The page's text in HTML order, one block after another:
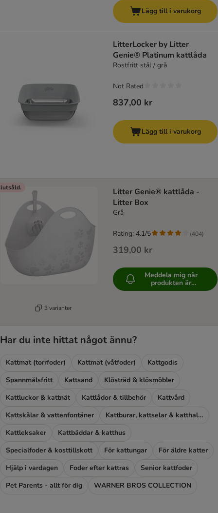
Lägg till i varukorg
LitterLocker by Litter
Genie® Platinum kattlåda
Rostfritt stål / grå
837,00 kr
Not Rated
Lägg till i varukorg
3 varianter
Litter Genie® kattlåda -
Litter Box
Grå
319,00 kr
Rating: 4.1/5 (404)
Meddela mig när
produkten är
tillgänglig
Har du inte hittat något ännu?
Kattmat (torrfoder) Kattmat (våtfoder)
Kattgodis
Spannmålsfritt
Kattsand
Klösträd & klösmöbler
Kattluckor & kattnät
Kattlådor & tillbehör
Kattvård
Kattskålar & vattenfontäner
Kattburar, kattselar & katthalsband
Kattleksaker
Kattbäddar & katthus
Specialfoder & kosttillskott
För kattungar
För äldre katter
Hjälp i vardagen
Foder efter kattras
Senior kattfoder
Pet Parents - allt för dig
WARNER BROS COLLECTION